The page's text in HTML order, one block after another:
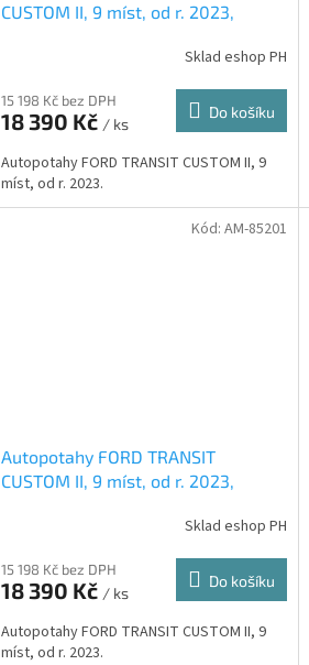
CUSTOM II, 9 míst, od r. 2023,
Sklad eshop PH
15 198 Kč bez DPH
18 390 Kč / ks
Do košíku
Autopotahy FORD TRANSIT CUSTOM II, 9
míst, od r. 2023.
Autopotahy FORD TRANSIT
CUSTOM II, 9 míst, od r. 2023,
Sklad eshop PH
15 198 Kč bez DPH
18 390 Kč / ks
Do košíku
Autopotahy FORD TRANSIT CUSTOM II, 9
míst, od r. 2023.
Kód: AM-85201